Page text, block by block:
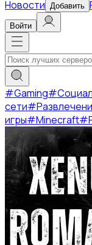
Новости Добавить
Войти
#Gaming#
сети#
игры#Minecraft#